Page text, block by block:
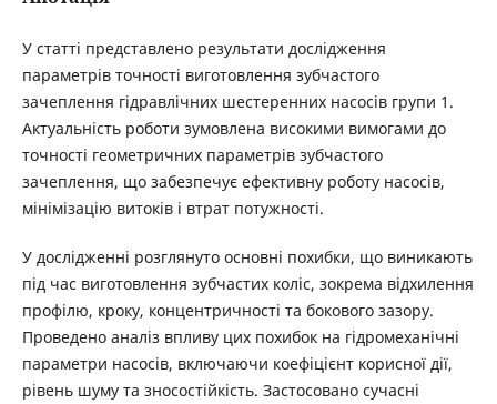
У статті представлено результати дослідження
параметрів точності виготовлення зубчастого
зачеплення гідравлічних шестеренних насосів групи 1.
Актуальність роботи зумовлена високими вимогами до
точності геометричних параметрів зубчастого
зачеплення, що забезпечує ефективну роботу насосів,
мінімізацію витоків і втрат потужності.
У дослідженні розглянуто основні похибки, що виникають
під час виготовлення зубчастих коліс, зокрема відхилення
профілю, кроку, концентричності та бокового зазору.
Проведено аналіз впливу цих похибок на гідромеханічні
параметри насосів, включаючи коефіцієнт корисної дії,
рівень шуму та зносостійкість. Застосовано сучасні